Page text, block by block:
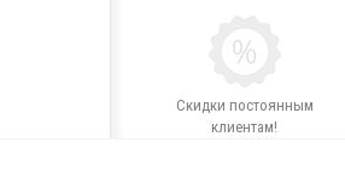
Скидки постоянным
клиентам!